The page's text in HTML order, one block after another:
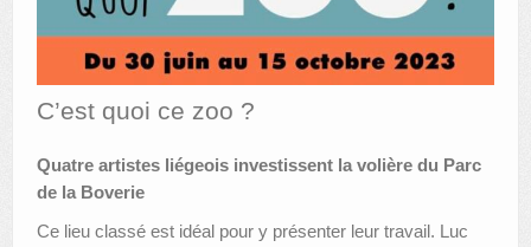
FONDS PATRIMONIAUX
AUTRES LIEUX
ANIMATIONS DES MUSÉES
PUBLICATIONS
LES APPELS À PROJETS
C’est quoi ce zoo ?
Quatre artistes liégeois investissent la volière du Parc
de la Boverie
Ce lieu classé est idéal pour y présenter leur travail. Luc